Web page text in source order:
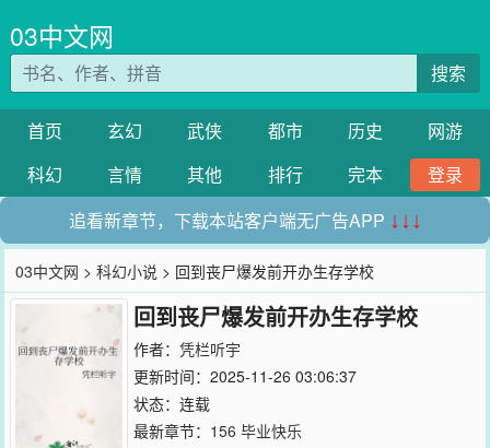
03中文网
搜索
首页 玄幻 武侠 都市 历史
网游
科幻
言情 其他 排行 完本
登录
追看新章节，下载本站客户端无广告APP ↓↓↓
03中文网 >科幻小说 > 回到丧尸爆发前开办生存学校
回到丧尸爆发前开办生存学校
作者： 凭栏听宇
更新时间：2025-11-26 03:06:37
状态：连载
最新章节： 156 毕业快乐